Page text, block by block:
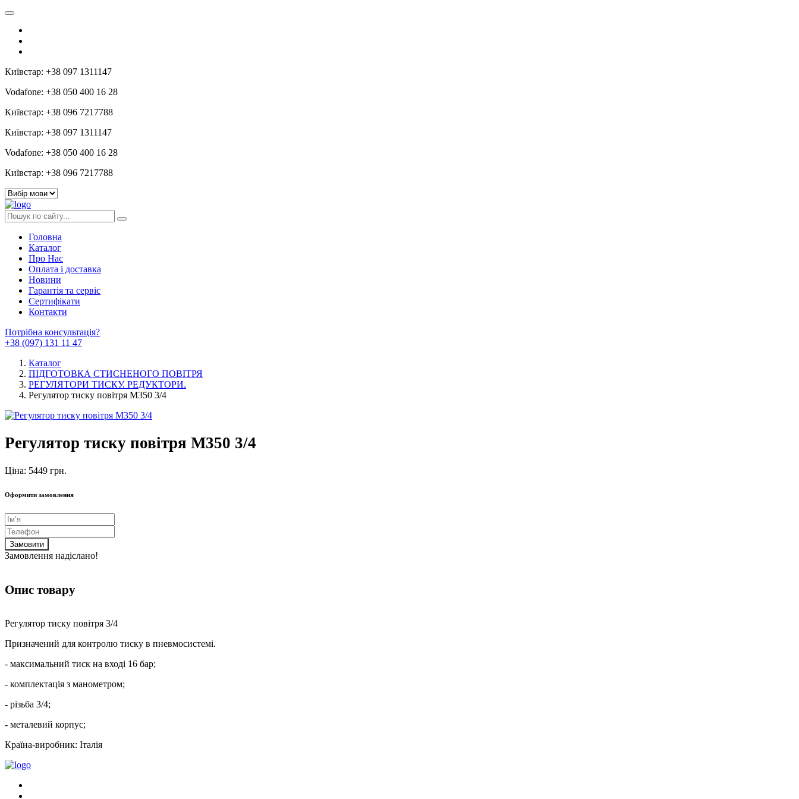
Київстар: +38 097 1311147
Vodafone: +38 050 400 16 28
Київстар: +38 096 7217788
Київстар: +38 097 1311147
Vodafone: +38 050 400 16 28
Київстар: +38 096 7217788
Головна
Каталог
Про Нас
Оплата і доставка
Новини
Гарантія та сервіс
Сертифікати
Контакти
Потрібна консультація?
+38 (097) 131 11 47
Каталог
ПІДГОТОВКА СТИСНЕНОГО ПОВІТРЯ
РЕГУЛЯТОРИ ТИСКУ. РЕДУКТОРИ.
Регулятор тиску повітря M350 3/4
Регулятор тиску повітря M350 3/4
Ціна: 5449 грн.
Оформити замовлення
Замовити
Замовлення надіслано!
Опис товару
Регулятор тиску повітря 3/4
Призначений для контролю тиску в пневмосистемі.
- максимальний тиск на вході 16 бар;
- комплектація з манометром;
- різьба 3/4;
- металевий корпус;
Країна-виробник: Італія